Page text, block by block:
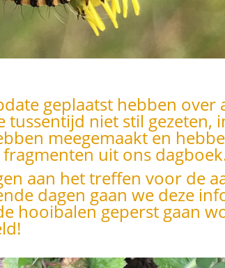
geplaatst hebben over
tussentijd niet stil gezeten,
meegemaakt en
uit ons
aan het treffen voor de
dagen gaan we deze
hooibalen geperst gaan